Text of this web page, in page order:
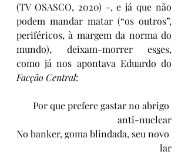
(TV OSASCO, 2020) -, e já que não
podem mandar matar (“os outros”,
periféricos, à margem da norma do
mundo), deixam-morrer esses,
Facção Central:
Por que prefere gastar no abrigo
anti-nuclear
No banker, goma blindada, seu novo
lar